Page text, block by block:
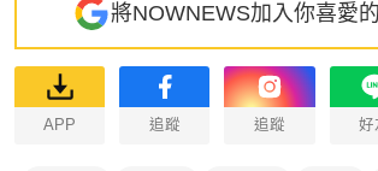
將NOWNEWS加入你喜愛
APP 追蹤 追蹤 好